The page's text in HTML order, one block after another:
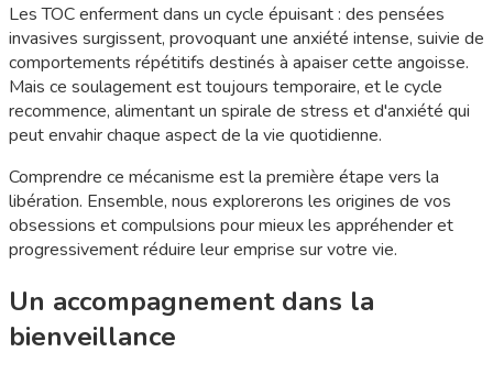
Les TOC enferment dans un cycle épuisant : des pensées
invasives surgissent, provoquant une anxiété intense, suivie de
comportements répétitifs destinés à apaiser cette angoisse.
Mais ce soulagement est toujours temporaire, et le cycle
recommence, alimentant un spirale de stress et d'anxiété qui
peut envahir chaque aspect de la vie quotidienne.
Comprendre ce mécanisme est la première étape vers la
libération. Ensemble, nous explorerons les origines de vos
obsessions et compulsions pour mieux les appréhender et
progressivement réduire leur emprise sur votre vie.
Un accompagnement dans la
bienveillance